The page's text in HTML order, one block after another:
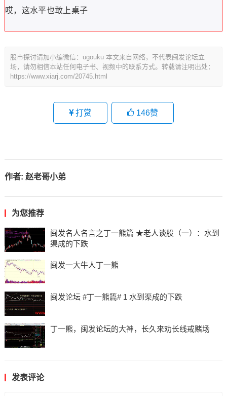
哎，这水平也敢上桌子
股市探讨请加小编微信：ugouku 本文来自网络，不代表闽发论坛立
场，请勿相信本站任何电子书、视频中的联系方式。转载请注明出处：
https://www.xiarj.com/20745.html
打赏 146赞
作者: 赵老哥小弟
为您推荐
闽发名人名言之丁一熊篇 ★老人谈股（一）：水到
渠成的下跌
闽发一大牛人丁一熊
闽发论坛 #丁一熊篇# 1 水到渠成的下跌
丁一熊，闽发论坛的大神，长久来劝长线戒赌场
发表评论